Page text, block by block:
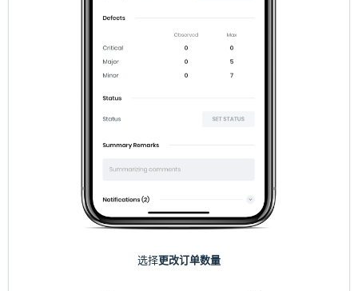
选择更改订单数量